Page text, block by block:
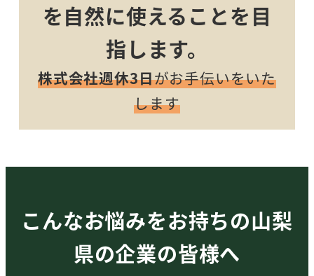
を自然に使えることを目
指します。
株式会社週休3日がお手伝いをいた
します
こんなお悩みをお持ちの山梨
県の企業の皆様へ